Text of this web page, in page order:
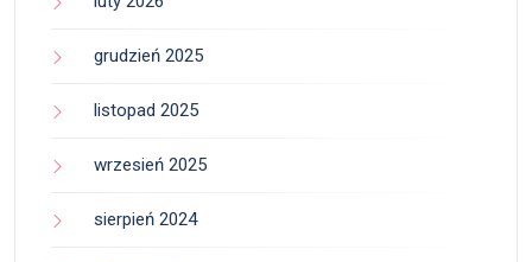
grudzień 2025
listopad 2025
wrzesień 2025
sierpień 2024